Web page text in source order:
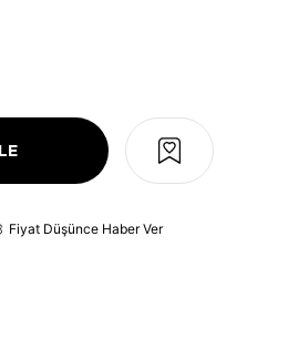
Fiyat Düşünce Haber Ver